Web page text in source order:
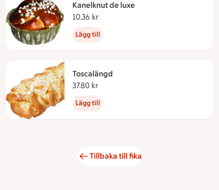
Kanelknut de luxe
10.36 kr
Lägg till
Toscalängd
37.80 kr
Lägg till
Tillbaka till fika